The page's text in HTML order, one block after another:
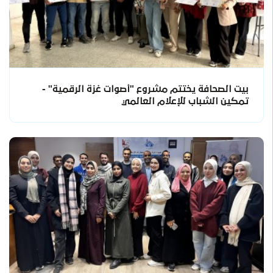
بيت الصحافة يختتم مشروع "أصوات غزة الرقمية" -
تمكين الشباب للإعلام العالمي